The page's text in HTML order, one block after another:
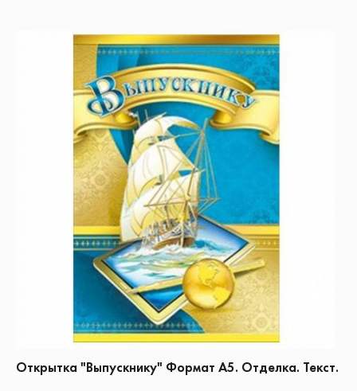
Открытка "Выпускнику" Формат А5. Отделка. Текст.